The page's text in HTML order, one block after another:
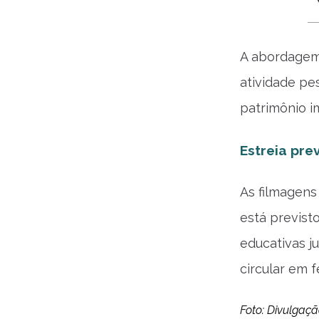
A
atividade
patrimônio
Estreia
As
está
educativas
circular em
Foto: